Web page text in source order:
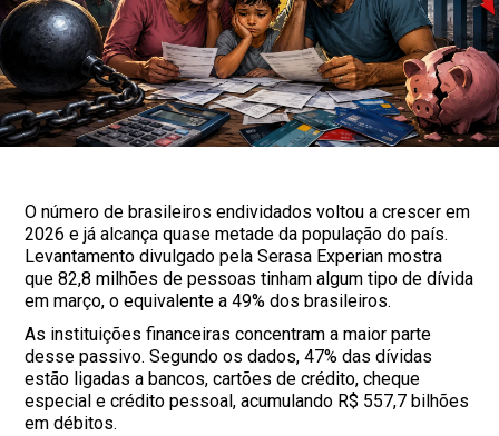
O número de brasileiros endividados voltou a crescer em
2026 e já alcança quase metade da população do país.
Levantamento divulgado pela Serasa Experian mostra
que 82,8 milhões de pessoas tinham algum tipo de dívida
em março, o equivalente a 49% dos brasileiros.
As instituições financeiras concentram a maior parte
desse passivo. Segundo os dados, 47% das dívidas
estão ligadas a bancos, cartões de crédito, cheque
especial e crédito pessoal, acumulando R$ 557,7 bilhões
em débitos.